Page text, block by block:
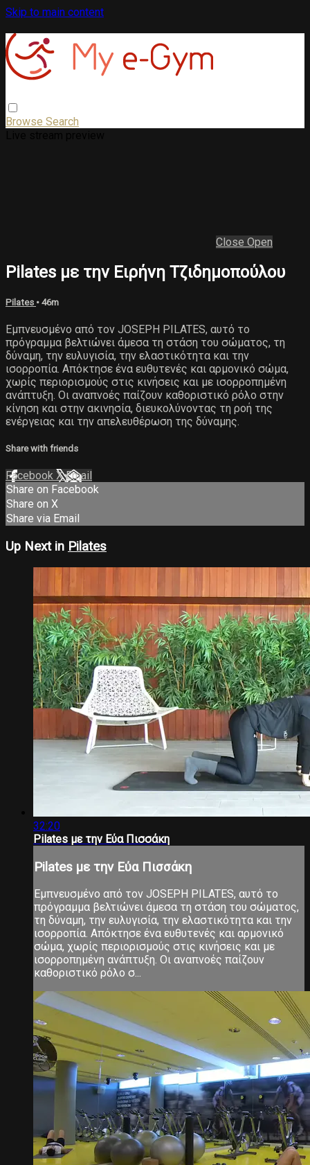
Skip to main content
Browse Search
Close Open
Pilates με την Ειρήνη Τζιδημοπούλου
Pilates • 46m
Εμπνευσμένο από τον JOSEPH PILATES, αυτό το
πρόγραμμα βελτιώνει άμεσα τη στάση του σώματος, τη
δύναμη, την ευλυγισία, την ελαστικότητα και την
ισορροπία. Απόκτησε ένα ευθυτενές και αρμονικό σώμα,
χωρίς περιορισμούς στις κινήσεις και με ισορροπημένη
ανάπτυξη. Οι αναπνοές παίζουν καθοριστικό ρόλο στην
κίνηση και στην ακινησία, διευκολύνοντας τη ροή της
ενέργειας και την απελευθέρωση της δύναμης.
Share with friends
Facebook XEmail
Share on Facebook
Share on X
Share via Email
Up Next in Pilates
32:20
Pilates με την Εύα Πισσάκη
Pilates με την Εύα Πισσάκη
Εμπνευσμένο από τον JOSEPH PILATES, αυτό το
πρόγραμμα βελτιώνει άμεσα τη στάση του σώματος,
τη δύναμη, την ευλυγισία, την ελαστικότητα και την
ισορροπία. Απόκτησε ένα ευθυτενές και αρμονικό
σώμα, χωρίς περιορισμούς στις κινήσεις και με
ισορροπημένη ανάπτυξη. Οι αναπνοές παίζουν
καθοριστικό ρόλο σ...